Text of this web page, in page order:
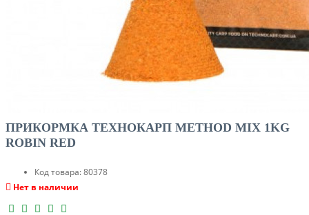
ПРИКОРМКА ТЕХНОКАРП METHOD MIX 1KG
ROBIN RED
Код товара:80378
Нет в наличии